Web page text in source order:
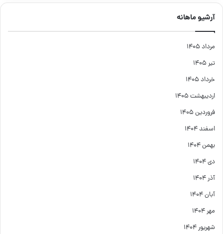
آرشیو ماهانه
مرداد ۱۴۰۵
تیر ۱۴۰۵
خرداد ۱۴۰۵
اردیبهشت ۱۴۰۵
فروردین ۱۴۰۵
اسفند ۱۴۰۴
بهمن ۱۴۰۴
دی ۱۴۰۴
آذر ۱۴۰۴
آبان ۱۴۰۴
مهر ۱۴۰۴
شهریور ۱۴۰۴